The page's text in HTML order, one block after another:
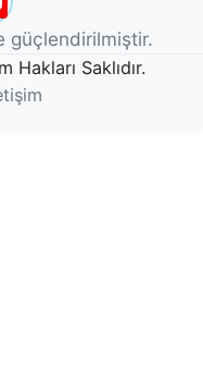
güçlendirilmiştir.
Saklıdır.